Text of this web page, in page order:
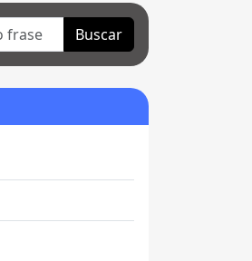
Buscar